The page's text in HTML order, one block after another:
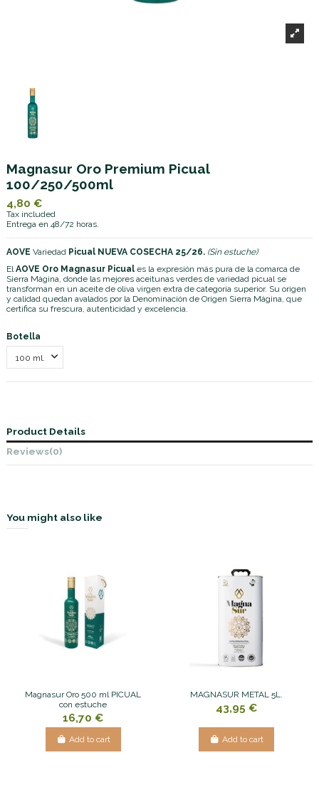
Magnasur Oro Premium Picual
100/250/500ml
4,80 €
Tax included
Entrega en 48/72 horas.
AOVE Variedad Picual NUEVA COSECHA 25/26. (Sin estuche)
ElAOVE Oro Magnasur Picual es la expresión más pura de la comarca de
Sierra Mágina, donde las mejores aceitunas verdes de variedad picual se
transforman en un aceite de oliva virgen extra de categoría superior. Su origen
y calidad quedan avalados por la Denominación de Origen Sierra Mágina, que
certifica su frescura, autenticidad y excelencia.
Botella
Product Details
Reviews(0)
You might also like
Magnasur Oro 500 ml PICUAL
con estuche
16,70 €
Add to cart
MAGNASUR METAL 5L.
43,95 €
Add to cart